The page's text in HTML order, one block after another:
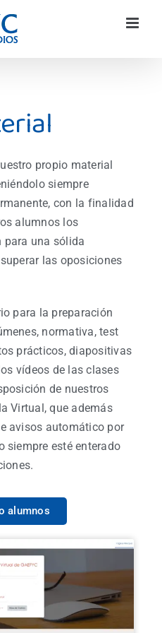
propio material
siempre
con la finalidad
alumnos los
para una sólida
las oposiciones
para la preparación
normativa, test
prácticos, diapositivas
vídeos de las clases
de nuestros
Virtual, que además
avisos automático por
siempre esté enterado
alumnos